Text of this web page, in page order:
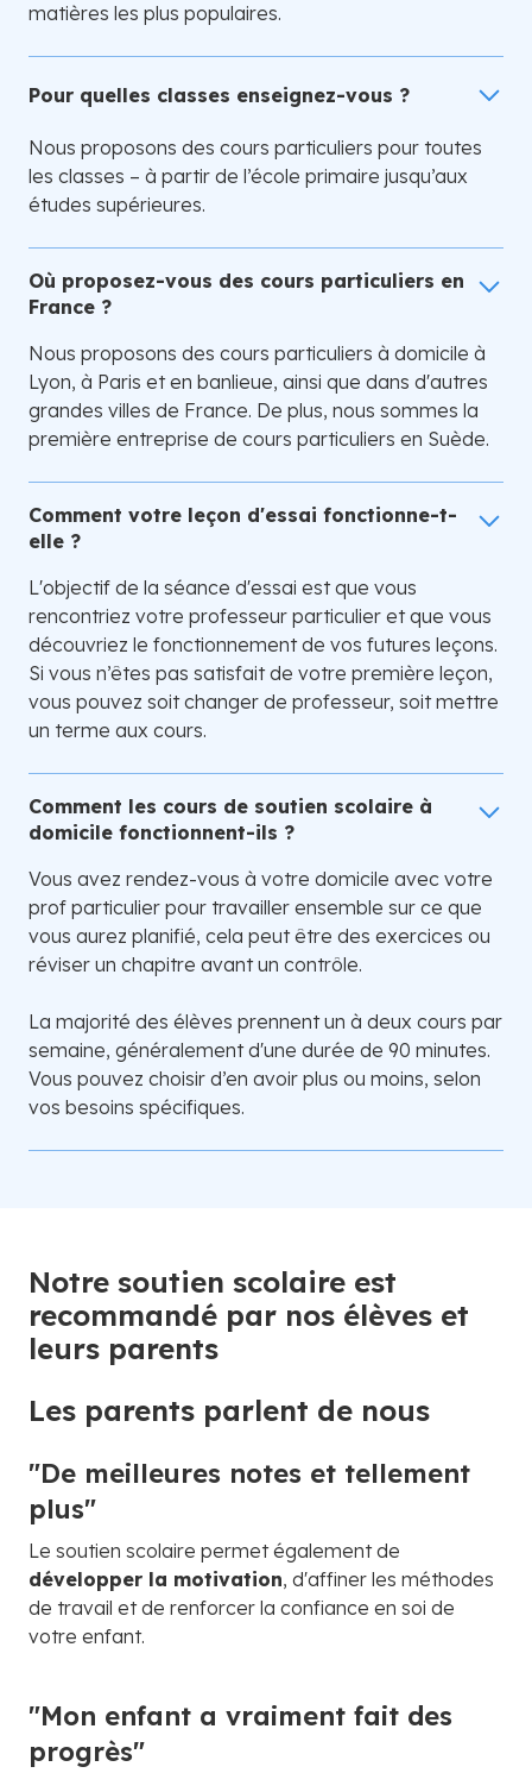
matières les plus populaires.
Pour quelles classes enseignez-vous ?
Nous proposons des cours particuliers pour toutes
les classes – à partir de l’école primaire jusqu’aux
études supérieures.
Où proposez-vous des cours particuliers en
France ?
Nous proposons des cours particuliers à domicile à
Lyon, à Paris et en banlieue, ainsi que dans d'autres
grandes villes de France. De plus, nous sommes la
première entreprise de cours particuliers en Suède.
Comment votre leçon d'essai fonctionne-t-
elle ?
L'objectif de la séance d'essai est que vous
rencontriez votre professeur particulier et que vous
découvriez le fonctionnement de vos futures leçons.
Si vous n’êtes pas satisfait de votre première leçon,
vous pouvez soit changer de professeur, soit mettre
un terme aux cours.
Comment les cours de soutien scolaire à
domicile fonctionnent-ils ?
Vous avez rendez-vous à votre domicile avec votre
prof particulier pour travailler ensemble sur ce que
vous aurez planifié, cela peut être des exercices ou
réviser un chapitre avant un contrôle.
La majorité des élèves prennent un à deux cours par
semaine, généralement d'une durée de 90 minutes.
Vous pouvez choisir d’en avoir plus ou moins, selon
vos besoins spécifiques.
Notre soutien scolaire est
recommandé par nos élèves et
leurs parents
Les parents parlent de nous
"De meilleures notes et tellement
plus"
Le soutien scolaire permet également de
développer la motivation, d'affiner les méthodes
de travail et de renforcer la confiance en soi de
votre enfant.
"Mon enfant a vraiment fait des
progrès"